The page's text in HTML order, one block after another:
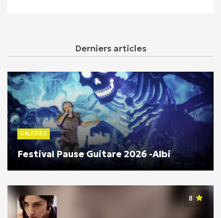
Derniers articles
GALERIES
Festival Pause Guitare 2026 -Albi
8